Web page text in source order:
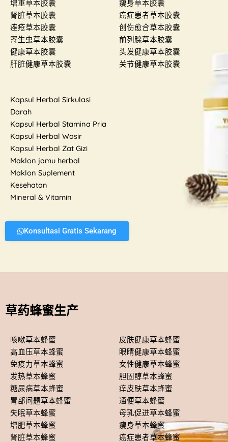
增重草本胶囊
肾脏草本胶囊
痤疮草本胶囊
寄生虫草本胶囊
健康草本胶囊
肝脏健康草本胶囊
瘦身草本胶囊
癌症患者草本胶囊
创伤愈合草本胶囊
前列腺草本胶囊
头发健康草本胶囊
关节健康草本胶囊
Kapsul Herbal Sirkulasi
Darah
Kapsul Herbal Stamina Pria
Kapsul Herbal Wasir
Kapsul Herbal Zat Gizi
Maklon jamu herbal
Maklon Suplement
Kesehatan
Mineral & Vitamin
Konsultasi Gratis Sekarang
草药蜂蜜生产
咳嗽草本蜂蜜
高血压草本蜂蜜
免疫力草本蜂蜜
发热草本蜂蜜
糖尿病草本蜂蜜
胃部问题草本蜂蜜
失眠草本蜂蜜
增肥草本蜂蜜
肾脏草本蜂蜜
皮肤健康草本蜂蜜
眼睛健康草本蜂蜜
女性健康草本蜂蜜
胆固醇草本蜂蜜
痒皮肤草本蜂蜜
通便草本蜂蜜
母乳促进草本蜂蜜
瘦身草本蜂蜜
癌症患者草本蜂蜜